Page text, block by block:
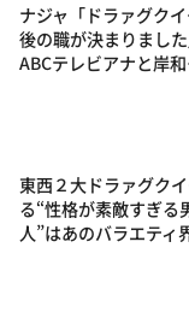
news おかえり
河合＆A.B.C-
（news おかえ
朝だ！生です
教えて！ニュ
ナジャ「ドラァグク
後の職が決まりまし
ABCテレビアナと岸
東西２大ドラァグク
る“性格が素敵すぎる
人”はあのバラエティ